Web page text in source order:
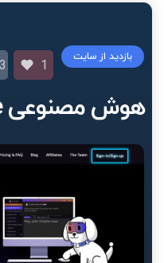
هوش مصنوعی Go Charlie
بازدید از سایت
1